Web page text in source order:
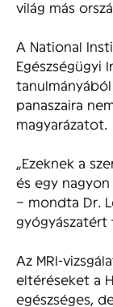
világ más
A National
Egészségügyi
panaszaira
magyarázatot.
„Ezeknek a
és egy
– mondta Dr.
gyógyászatért
Az MRI-
eltéréseket a
egészséges,